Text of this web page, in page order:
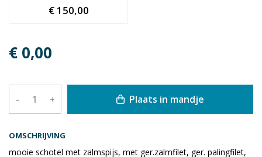
OMSCHRIJVING
mooie schotel met zalmspijs, met ger.zalmfilet, ger. palingfilet,
€ 150,00
€ 0,00
– + Plaats in mandje